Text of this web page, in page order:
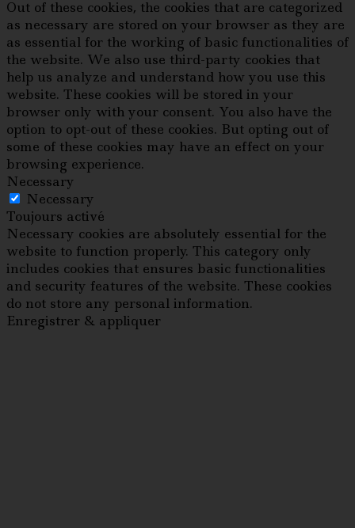
Out of these cookies, the cookies that are categorized
as necessary are stored on your browser as they are
as essential for the working of basic functionalities of
the website. We also use third-party cookies that
help us analyze and understand how you use this
website. These cookies will be stored in your
browser only with your consent. You also have the
option to opt-out of these cookies. But opting out of
some of these cookies may have an effect on your
browsing experience.
Necessary
Necessary
Toujours activé
Necessary cookies are absolutely essential for the
website to function properly. This category only
includes cookies that ensures basic functionalities
and security features of the website. These cookies
do not store any personal information.
Enregistrer & appliquer